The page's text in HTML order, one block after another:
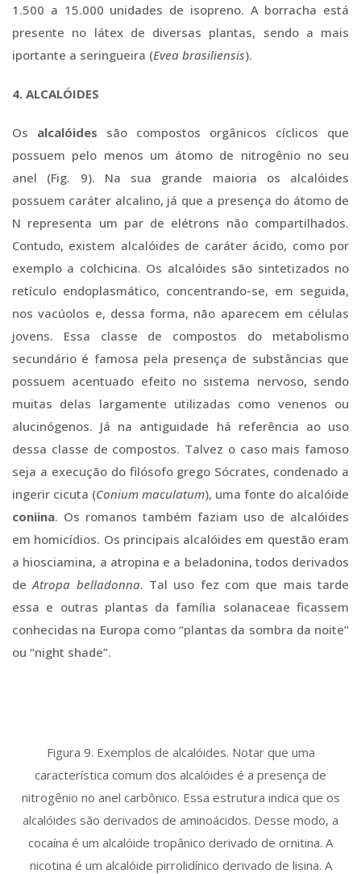
1.500 a 15.000 unidades de isopreno. A borracha está
presente no látex de diversas plantas, sendo a mais
iportante a seringueira (Evea brasiliensis).
4. ALCALÓIDES
Os alcalóides são compostos orgânicos cíclicos que
possuem pelo menos um átomo de nitrogênio no seu
anel (Fig. 9). Na sua grande maioria os alcalóides
possuem caráter alcalino, já que a presença do átomo de
N representa um par de elétrons não compartilhados.
Contudo, existem alcalóides de caráter ácido, como por
exemplo a colchicina. Os alcalóides são sintetizados no
retículo endoplasmático, concentrando-se, em seguida,
nos vacúolos e, dessa forma, não aparecem em células
jovens. Essa classe de compostos do metabolismo
secundário é famosa pela presença de substâncias que
possuem acentuado efeito no sistema nervoso, sendo
muitas delas largamente utilizadas como venenos ou
alucinógenos. Já na antiguidade há referência ao uso
dessa classe de compostos. Talvez o caso mais famoso
seja a execução do filósofo grego Sócrates, condenado a
ingerir cicuta (Conium maculatum), uma fonte do alcalóide
coniina. Os romanos também faziam uso de alcalóides
em homicídios. Os principais alcalóides em questão eram
a hiosciamina, a atropina e a beladonina, todos derivados
deAtropa belladonna. Tal uso fez com que mais tarde
essa e outras plantas da família solanaceae ficassem
conhecidas na Europa como “plantas da sombra da noite”
ou “night shade”.
Figura 9. Exemplos de alcalóides. Notar que uma
característica comum dos alcalóides é a presença de
nitrogênio no anel carbônico. Essa estrutura indica que os
alcalóides são derivados de aminoácidos. Desse modo, a
cocaína é um alcalóide tropânico derivado de ornitina. A
nicotina é um alcalóide pirrolidínico derivado de lisina. A